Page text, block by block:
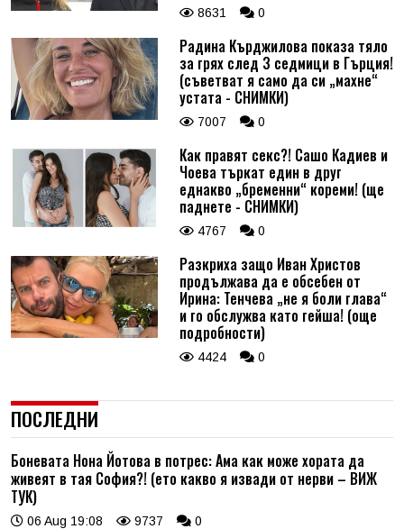
8631 0
Радина Кърджилова показа тяло
за грях след 3 седмици в Гърция!
(съветват я само да си „махне“
устата - СНИМКИ)
7007 0
Как правят секс?! Сашо Кадиев и
Чоева търкат един в друг
еднакво „бременни“ кореми! (ще
паднете - СНИМКИ)
4767 0
Разкриха защо Иван Христов
продължава да е обсебен от
Ирина: Тенчева „не я боли глава“
и го обслужва като гейша! (още
подробности)
4424 0
ПОСЛЕДНИ
Боневата Нона Йотова в потрес: Ама как може хората да
живеят в тая София?! (ето какво я извади от нерви – ВИЖ
ТУК)
06 Aug 19:08 9737 0